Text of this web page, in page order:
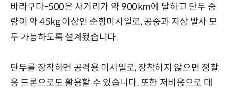
바라쿠다-500은 사거리가 약 900km에 달하고 탄두 중
량이 약 45kg 이상인 순항미사일로, 공중과 지상 발사 모
두 가능하도록 설계됐습니다.
탄두를 장착하면 공격용 미사일로, 장착하지 않으면 정찰
용 드론으로도 활용할 수 있습니다. 또한 저비용으로 대